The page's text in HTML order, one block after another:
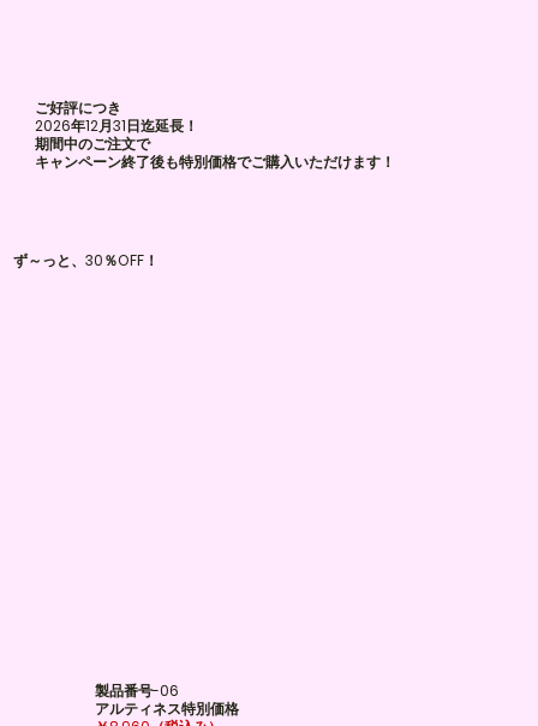
ご好評につき
2026年12月31日迄延長！
​期間中のご注文で
​キャンペーン終了後も特別価格でご購入いただけます！
製品番号-06
アルティネス特別価格
​ず～っと、30％OFF！